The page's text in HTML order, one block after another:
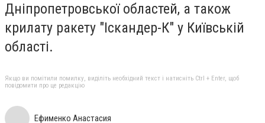
Дніпропетровської областей, а також
крилату ракету "Іскандер-К" у Київській
області.
Якщо ви помітили помилку, виділіть необхідний текст і натисніть Ctrl + Enter, щоб
повідомити про це редакцію
Ефименко Анастасия